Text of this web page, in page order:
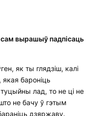
вырашыў падпісаць
як ты глядзіш, калі
бароніць
лад, то не ці не
не бачу ў гэтым
дзяржаву.